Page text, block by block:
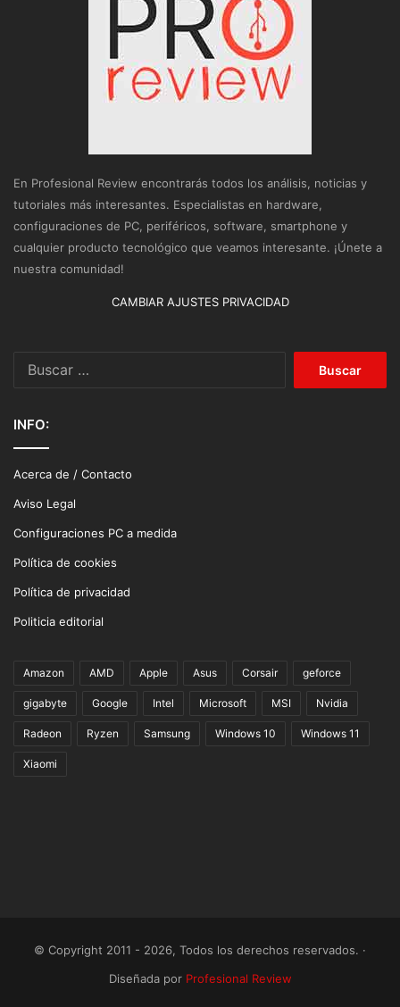
En Profesional Review encontrarás todos los análisis, noticias y
tutoriales más interesantes. Especialistas en hardware,
configuraciones de PC, periféricos, software, smartphone y
cualquier producto tecnológico que veamos interesante. ¡Únete a
nuestra comunidad!
CAMBIAR AJUSTES PRIVACIDAD
INFO:
Acerca de / Contacto
Aviso Legal
Configuraciones PC a medida
Política de cookies
Política de privacidad
Politicia editorial
Amazon AMD Apple Asus Corsair geforce
gigabyte Google Intel Microsoft MSI Nvidia
Radeon Ryzen Samsung Windows 10 Windows 11
Xiaomi
© Copyright 2011 - 2026, Todos los derechos reservados. ·
Diseñada por Profesional Review